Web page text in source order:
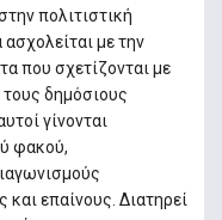
πολιτιστική
με την
που σχετίζονται με
τους δημόσιους
γίνονται
φακού,
επαίνους. Διατηρεί